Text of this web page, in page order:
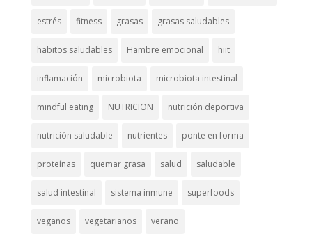
estrés fitness grasas grasas saludables
habitos saludables Hambre emocional hiit
inflamación microbiota microbiota intestinal
mindful eating NUTRICION nutrición deportiva
nutrición saludable nutrientes ponte en forma
proteínas quemar grasa salud saludable
salud intestinal sistema inmune superfoods
veganos vegetarianos verano